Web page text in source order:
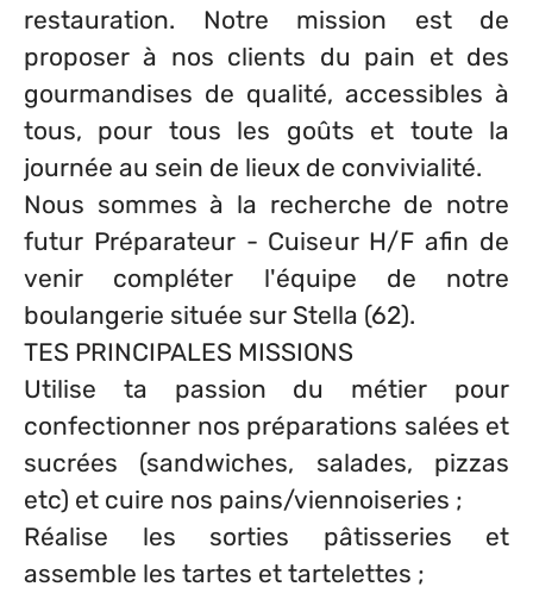
restauration. Notre mission est de
proposer à nos clients du pain et des
gourmandises de qualité, accessibles à
tous, pour tous les goûts et toute la
journée au sein de lieux de convivialité.
Nous sommes à la recherche de notre
futur Préparateur - Cuiseur H/F afin de
venir compléter l'équipe de notre
boulangerie située sur Stella (62).
TES PRINCIPALES MISSIONS
Utilise ta passion du métier pour
confectionner nos préparations salées et
sucrées (sandwiches, salades, pizzas
etc) et cuire nos pains/viennoiseries ;
Réalise les sorties pâtisseries et
assemble les tartes et tartelettes ;